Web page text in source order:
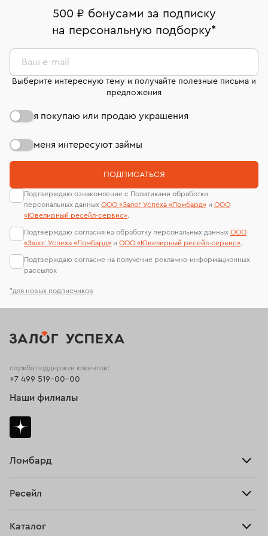
комиссионных украшений и часов смотрите на
странице«Возврат украшений»
Москва, ул. Грузинский Вал, д. 28/45
Срок бронирования украшения при самовывозе из
Оплата наличными или картой
Система быстрых платежей (по QR-коду)
В кредит от Т-Банка (до 50 000 руб., на 3–6 мес.)
номер (УИН)
На особо ценные изделия получены
сертификаты МГУ и других геммологических
лабораторий
500 ₽ бонусами за подписку
на персональную подборку*
*для новых подписчиков
Ваш e-mail
Выберите интересную тему и получайте полезные письма и
предложения
я покупаю или продаю украшения
меня интересуют займы
ПОДПИСАТЬСЯ
Подтверждаю ознакомление с Политиками обработки
персональных данных ООО «Залог Успеха «Ломбард» и ООО
«Ювелирный ресейл-сервиc».
Подтверждаю согласия на обработку персональных данных ООО
«Залог Успеха «Ломбард» и ООО «Ювелирный ресейл-сервиc».
Подтверждаю согласие на получение рекламно-информационных
рассылок
Ломбард
Тарифы
Ресейл
Каталог
служба поддержки клиентов:
+7 499 519-00-00
Наши филиалы